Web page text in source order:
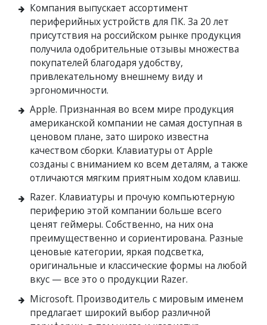
Компания выпускает ассортимент
периферийных устройств для ПК. За 20 лет
присутствия на российском рынке продукция
получила одобрительные отзывы множества
покупателей благодаря удобству,
привлекательному внешнему виду и
эргономичности.
Apple. Признанная во всем мире продукция
американской компании не самая доступная в
ценовом плане, зато широко известна
качеством сборки. Клавиатуры от Apple
созданы с вниманием ко всем деталям, а также
отличаются мягким приятным ходом клавиш.
Razer. Клавиатуры и прочую компьютерную
периферию этой компании больше всего
ценят геймеры. Собственно, на них она
преимущественно и сориентирована. Разные
ценовые категории, яркая подсветка,
оригинальные и классические формы на любой
вкус — все это о продукции Razer.
Microsoft. Производитель с мировым именем
предлагает широкий выбор различной